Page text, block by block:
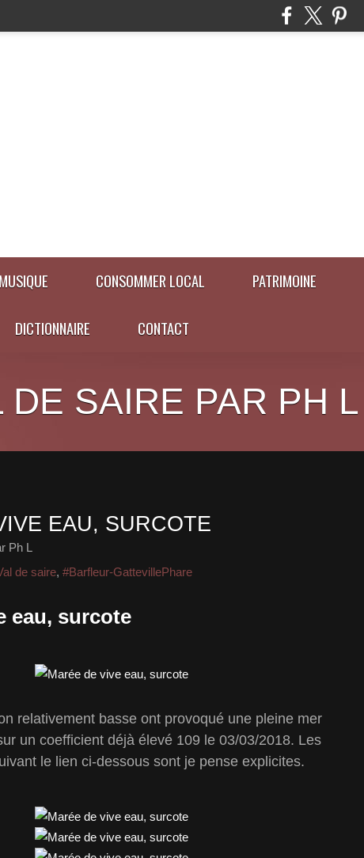
MUSIQUE CONSOMMER LOCAL PATRIMOINE
DICTIONNAIRE CONTACT
DE SAIRE PAR PH L
EAU, SURCOTE
Ph L
de saire, #Barfleur-GattevillePhare
eau, surcote
relativement basse ont provoqué une pleine mer
un coefficient déjà élevé 109 le 03/03/2018. Les
le lien ci-dessous sont je pense explicites.